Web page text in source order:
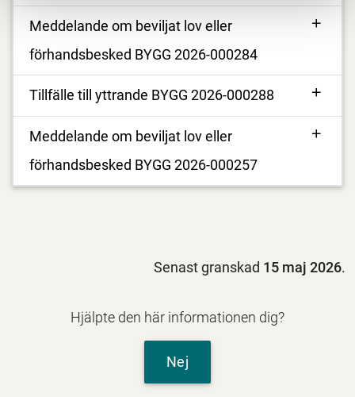
Meddelande om beviljat lov eller
förhandsbesked BYGG 2026-000284
Tillfälle till yttrande BYGG 2026-000288
Meddelande om beviljat lov eller
förhandsbesked BYGG 2026-000257
Senast granskad 15 maj 2026.
Hjälpte den här informationen dig?
Nej